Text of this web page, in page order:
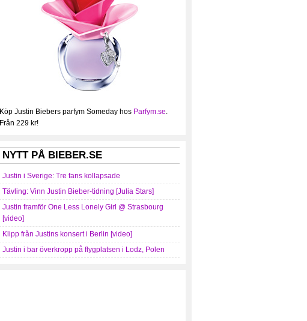
Köp Justin Biebers parfym Someday hos Parfym.se.
Från 229 kr!
NYTT PÅ BIEBER.SE
Justin i Sverige: Tre fans kollapsade
Tävling: Vinn Justin Bieber-tidning [Julia Stars]
Justin framför One Less Lonely Girl @ Strasbourg
[video]
Klipp från Justins konsert i Berlin [video]
Justin i bar överkropp på flygplatsen i Lodz, Polen